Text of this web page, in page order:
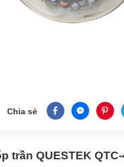
Chia sẻ
trần QUESTEK